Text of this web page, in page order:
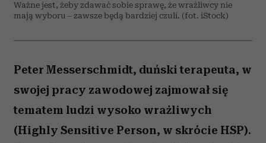
Ważne jest, żeby zdawać sobie sprawę, że wrażliwcy nie
mają wyboru – zawsze będą bardziej czuli. (fot. iStock)
Peter Messerschmidt, duński terapeuta, w
swojej pracy zawodowej zajmował się
tematem ludzi wysoko wrażliwych
(Highly Sensitive Person, w skrócie HSP).